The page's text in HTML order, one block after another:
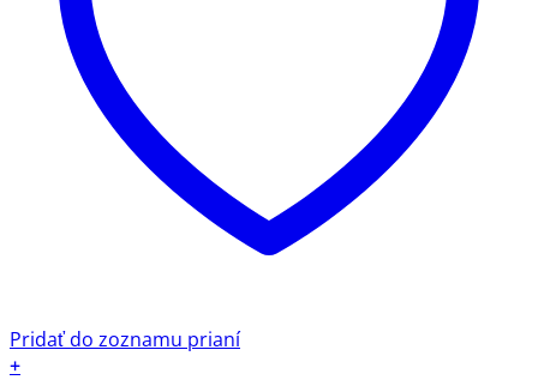
Pridať do zoznamu prianí
+